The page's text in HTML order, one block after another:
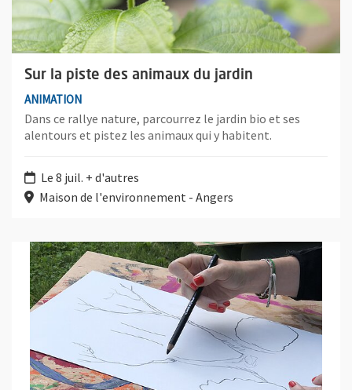
Sur la piste des animaux du jardin
ANIMATION
Dans ce rallye nature, parcourrez le jardin bio et ses
alentours et pistez les animaux qui y habitent.
Le 8 juil. + d'autres
Maison de l'environnement - Angers
Plus d'information sur l'évènement : Dessine moi un jardin